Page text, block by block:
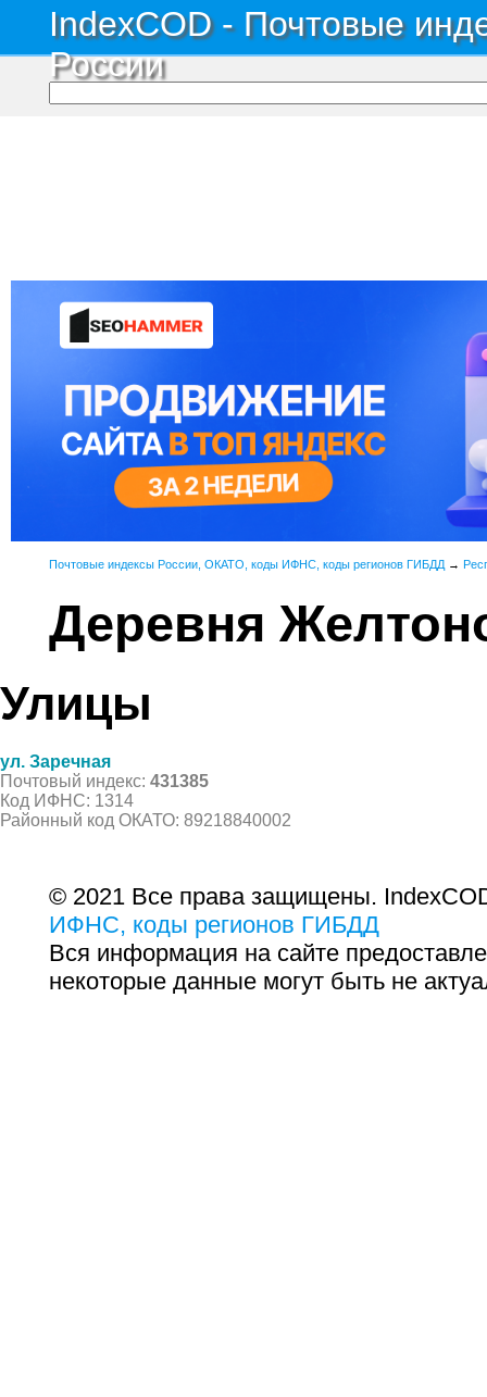
IndexCOD - Почтовые
России
Почтовые индексы России, ОКАТО, коды ИФНС, коды регионов ГИБДД →
Деревня
Улицы
ул. Заречная
Почтовый индекс: 431385
Код ИФНС: 1314
Районный код ОКАТО: 89218840002
© 2021 Все права защищены.
ИФНС, коды регионов ГИБДД
Вся информация на сайте
некоторые данные могут быть не